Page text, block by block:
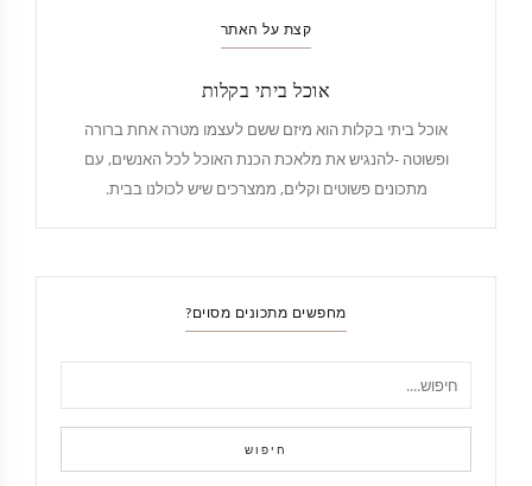
קצת על האתר
אוכל ביתי בקלות
אוכל ביתי בקלות הוא מיזם ששם לעצמו מטרה אחת ברורה
ופשוטה -להנגיש את מלאכת הכנת האוכל לכל האנשים, עם
מתכונים פשוטים וקלים, ממצרכים שיש לכולנו בבית.
מחפשים מתכונים מסוים?
חיפוש